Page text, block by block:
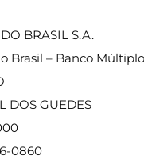
BRASIL S.A.
Brasil – Banco Múltiplo
DOS GUEDES
0860